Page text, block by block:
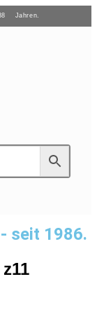
Jahren.
seit 1986.